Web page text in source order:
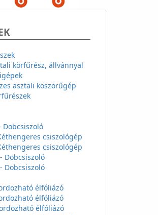
körfűrész, állvánnyal
asztali köszörűgép
Dobcsiszoló
csiszológép
csiszológép
- Dobcsiszoló
- Dobcsiszoló
élfóliázó
élfóliázó
élfóliázó